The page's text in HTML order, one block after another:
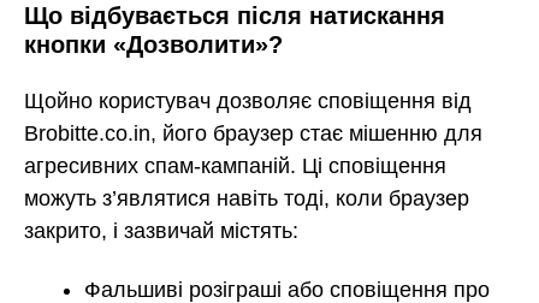
Що відбувається після натискання
кнопки «Дозволити»?
Щойно користувач дозволяє сповіщення від
Brobitte.co.in, його браузер стає мішенню для
агресивних спам-кампаній. Ці сповіщення
можуть з’являтися навіть тоді, коли браузер
закрито, і зазвичай містять:
Фальшиві розіграші або сповіщення про